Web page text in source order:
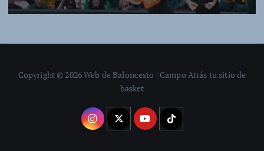
Copyright © 2026 Web de Baloncesto | Campo Atrás tu sitio de
basket